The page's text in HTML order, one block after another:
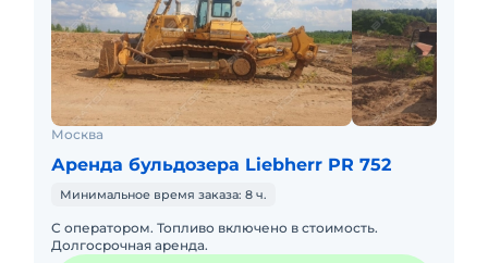
Москва
Аренда бульдозера Liebherr PR 752
Минимальное время заказа: 8 ч.
С оператором. Топливо включено в стоимость.
Долгосрочная аренда.